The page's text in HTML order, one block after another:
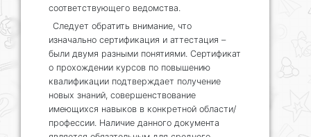
соответствующего ведомства.
Следует обратить внимание, что
изначально сертификация и аттестация –
были двумя разными понятиями. Сертификат
о прохождении курсов по повышению
квалификации подтверждает получение
новых знаний, совершенствование
имеющихся навыков в конкретной области/
профессии. Наличие данного документа